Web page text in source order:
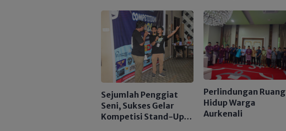
Bergeliat
Sejumlah Penggiat
Seni, Sukses Gelar
Kompetisi Stand-Up
Perlindungan Ruang
Hidup Warga
Aurkenali